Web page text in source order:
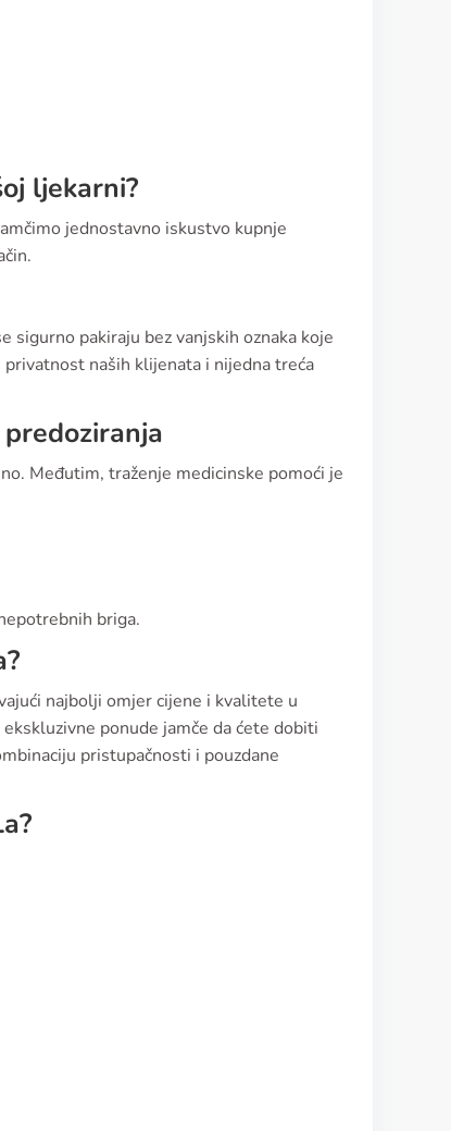
ljekarni?
jednostavno iskustvo kupnje
sigurno pakiraju bez vanjskih oznaka koje
naših klijenata i nijedna treća
Međutim, traženje medicinske pomoći je
briga.
najbolji omjer cijene i kvalitete u
ponude jamče da ćete dobiti
pristupačnosti i pouzdane